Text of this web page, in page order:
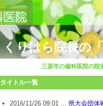
くりはら院長の
三原市の歯科医院の院
タイトル一覧
2016/11/26 09:01 ... 県大会団体